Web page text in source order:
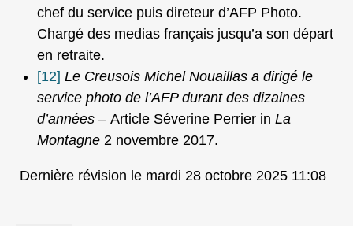
chef du service puis direteur d’AFP Photo.
Chargé des medias français jusqu’a son départ
en retraite.
[12] Le Creusois Michel Nouaillas a dirigé le
service photo de l’AFP durant des dizaines
d’années – Article Séverine Perrier in La
Montagne 2 novembre 2017.
Dernière révision le mardi 28 octobre 2025 11:08